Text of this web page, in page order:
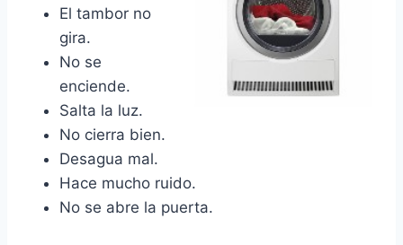
El tambor no
gira.
No se
enciende.
Salta la luz.
No cierra bien.
Desagua mal.
Hace mucho ruido.
No se abre la puerta.